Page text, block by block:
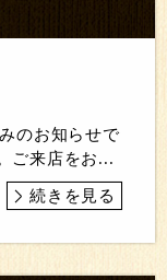
のお知らせで
ご来店をお...
続きを見る